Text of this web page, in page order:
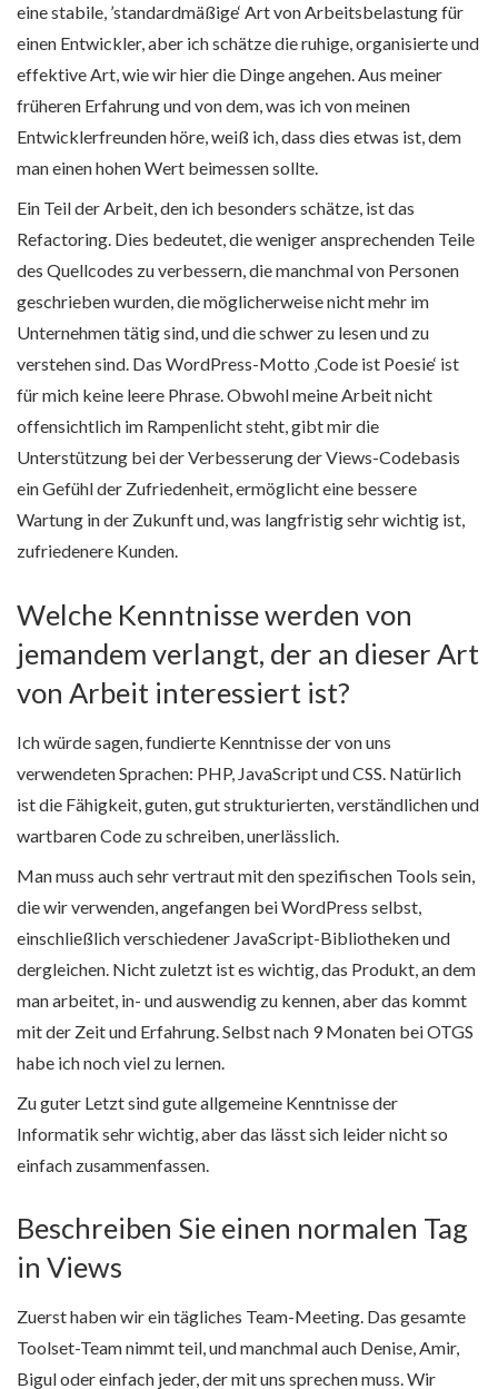
eine stabile, ’standardmäßige‘ Art von Arbeitsbelastung für
einen Entwickler, aber ich schätze die ruhige, organisierte und
effektive Art, wie wir hier die Dinge angehen. Aus meiner
früheren Erfahrung und von dem, was ich von meinen
Entwicklerfreunden höre, weiß ich, dass dies etwas ist, dem
man einen hohen Wert beimessen sollte.
Ein Teil der Arbeit, den ich besonders schätze, ist das
Refactoring. Dies bedeutet, die weniger ansprechenden Teile
des Quellcodes zu verbessern, die manchmal von Personen
geschrieben wurden, die möglicherweise nicht mehr im
Unternehmen tätig sind, und die schwer zu lesen und zu
verstehen sind. Das WordPress-Motto ‚Code ist Poesie‘ ist
für mich keine leere Phrase. Obwohl meine Arbeit nicht
offensichtlich im Rampenlicht steht, gibt mir die
Unterstützung bei der Verbesserung der Views-Codebasis
ein Gefühl der Zufriedenheit, ermöglicht eine bessere
Wartung in der Zukunft und, was langfristig sehr wichtig ist,
zufriedenere Kunden.
Welche Kenntnisse werden von
jemandem verlangt, der an dieser Art
von Arbeit interessiert ist?
Ich würde sagen, fundierte Kenntnisse der von uns
verwendeten Sprachen: PHP, JavaScript und CSS. Natürlich
ist die Fähigkeit, guten, gut strukturierten, verständlichen und
wartbaren Code zu schreiben, unerlässlich.
Man muss auch sehr vertraut mit den spezifischen Tools sein,
die wir verwenden, angefangen bei WordPress selbst,
einschließlich verschiedener JavaScript-Bibliotheken und
dergleichen. Nicht zuletzt ist es wichtig, das Produkt, an dem
man arbeitet, in- und auswendig zu kennen, aber das kommt
mit der Zeit und Erfahrung. Selbst nach 9 Monaten bei OTGS
habe ich noch viel zu lernen.
Zu guter Letzt sind gute allgemeine Kenntnisse der
Informatik sehr wichtig, aber das lässt sich leider nicht so
einfach zusammenfassen.
Beschreiben Sie einen normalen Tag
in Views
Zuerst haben wir ein tägliches Team-Meeting. Das gesamte
Toolset-Team nimmt teil, und manchmal auch Denise, Amir,
Bigul oder einfach jeder, der mit uns sprechen muss. Wir